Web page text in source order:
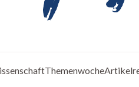
Themenwoche